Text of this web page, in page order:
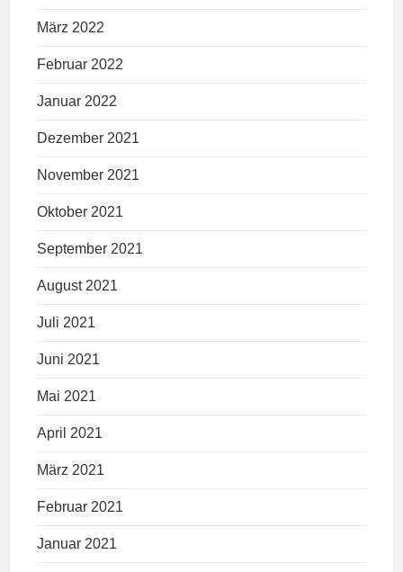
März 2022
Februar 2022
Januar 2022
Dezember 2021
November 2021
Oktober 2021
September 2021
August 2021
Juli 2021
Juni 2021
Mai 2021
April 2021
März 2021
Februar 2021
Januar 2021